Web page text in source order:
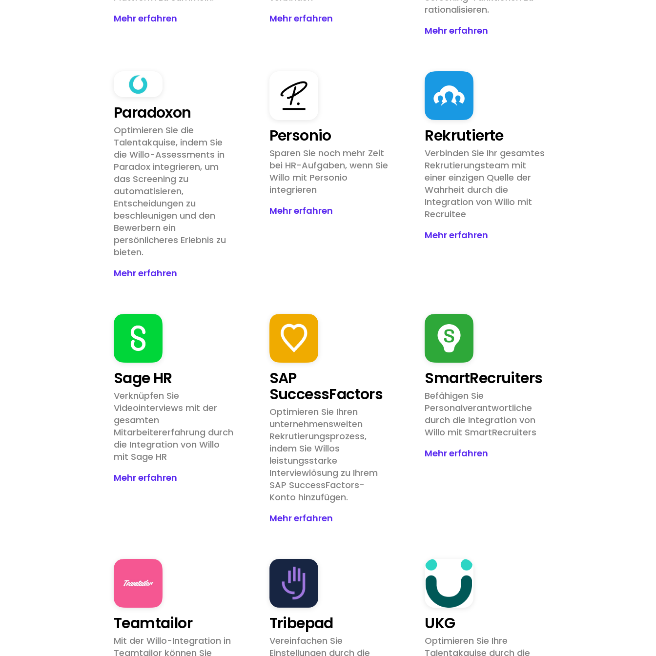
Mehr erfahren
Mehr erfahren
rationalisieren.
Mehr erfahren
Paradoxon
Optimieren Sie die
Talentakquise, indem Sie
die Willo-Assessments in
Paradox integrieren, um
das Screening zu
automatisieren,
Entscheidungen zu
beschleunigen und den
Bewerbern ein
persönlicheres Erlebnis zu
bieten.
Mehr erfahren
Personio
Sparen Sie noch mehr Zeit
bei HR-Aufgaben, wenn Sie
Willo mit Personio
integrieren
Mehr erfahren
Rekrutierte
Verbinden Sie Ihr gesamtes
Rekrutierungsteam mit
einer einzigen Quelle der
Wahrheit durch die
Integration von Willo mit
Recruitee
Mehr erfahren
Sage HR
Verknüpfen Sie
Videointerviews mit der
gesamten
Mitarbeitererfahrung durch
die Integration von Willo
mit Sage HR
Mehr erfahren
SAP
SuccessFactors
Optimieren Sie Ihren
unternehmensweiten
Rekrutierungsprozess,
indem Sie Willos
leistungsstarke
Interviewlösung zu Ihrem
SAP SuccessFactors-
Konto hinzufügen.
Mehr erfahren
SmartRecruiters
Befähigen Sie
Personalverantwortliche
durch die Integration von
Willo mit SmartRecruiters
Mehr erfahren
Teamtailor
Mit der Willo-Integration in
Teamtailor können Sie
Tribepad
Vereinfachen Sie
Einstellungen durch die
UKG
Optimieren Sie Ihre
Talentakquise durch die